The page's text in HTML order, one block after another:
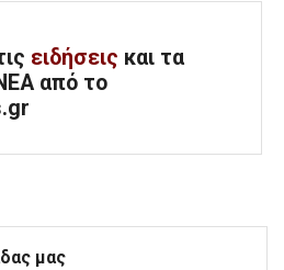
ειδήσεις και τα
από το
μας